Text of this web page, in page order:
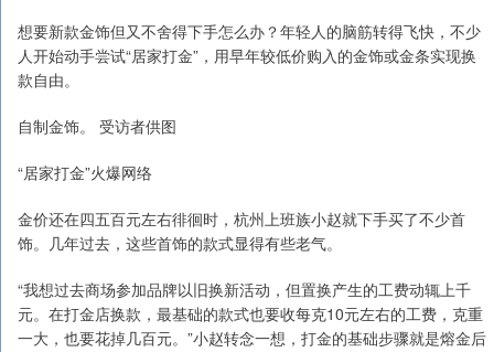
想要新款金饰但又不舍得下手怎么办？年轻人的脑筋转得飞快，不少
人开始动手尝试“居家打金”，用早年较低价购入的金饰或金条实现换
款自由。
自制金饰。 受访者供图
“居家打金”火爆网络
金价还在四五百元左右徘徊时，杭州上班族小赵就下手买了不少首
饰。几年过去，这些首饰的款式显得有些老气。
“我想过去商场参加品牌以旧换新活动，但置换产生的工费动辄上千
元。在打金店换款，最基础的款式也要收每克10元左右的工费，克重
一大，也要花掉几百元。”小赵转念一想，打金的基础步骤就是熔金后